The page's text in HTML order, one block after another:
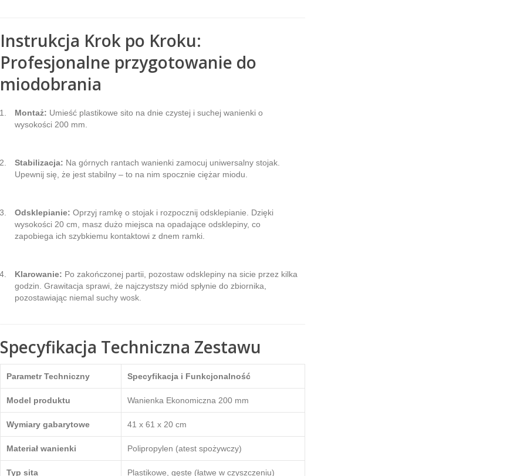
Instrukcja Krok po Kroku:
Profesjonalne przygotowanie do
miodobrania
Montaż: Umieść plastikowe sito na dnie czystej i suchej wanienki o
wysokości 200 mm.
Stabilizacja: Na górnych rantach wanienki zamocuj uniwersalny stojak.
Upewnij się, że jest stabilny – to na nim spocznie ciężar miodu.
Odsklepianie: Oprzyj ramkę o stojak i rozpocznij odsklepianie. Dzięki
wysokości 20 cm, masz dużo miejsca na opadające odsklepiny, co
zapobiega ich szybkiemu kontaktowi z dnem ramki.
Klarowanie: Po zakończonej partii, pozostaw odsklepiny na sicie przez kilka
godzin. Grawitacja sprawi, że najczystszy miód spłynie do zbiornika,
pozostawiając niemal suchy wosk.
Specyfikacja Techniczna Zestawu
Parametr Techniczny Specyfikacja i Funkcjonalność
Model produktu Wanienka Ekonomiczna 200 mm
Wymiary gabarytowe 41 x 61 x 20 cm
Materiał wanienki Polipropylen (atest spożywczy)
Typ sita Plastikowe, gęste (łatwe w czyszczeniu)